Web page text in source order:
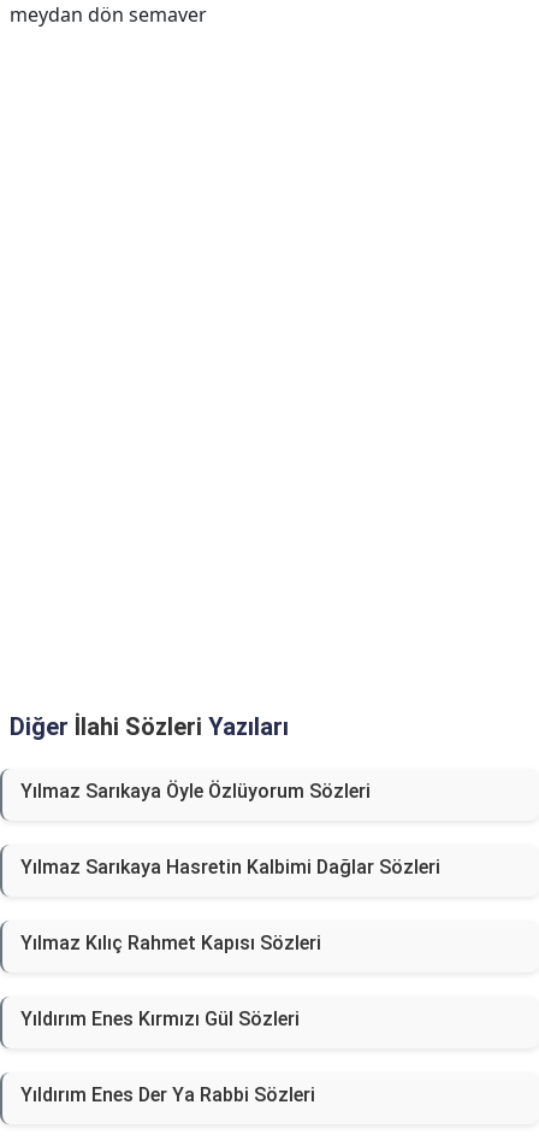
meydan dön semaver
Diğer İlahi Sözleri Yazıları
Yılmaz Sarıkaya Öyle Özlüyorum Sözleri
Yılmaz Sarıkaya Hasretin Kalbimi Dağlar Sözleri
Yılmaz Kılıç Rahmet Kapısı Sözleri
Yıldırım Enes Kırmızı Gül Sözleri
Yıldırım Enes Der Ya Rabbi Sözleri